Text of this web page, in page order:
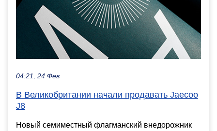
04:21, 24 Фев
В Великобритании начали продавать Jaecoo
J8
Новый семиместный флагманский внедорожник